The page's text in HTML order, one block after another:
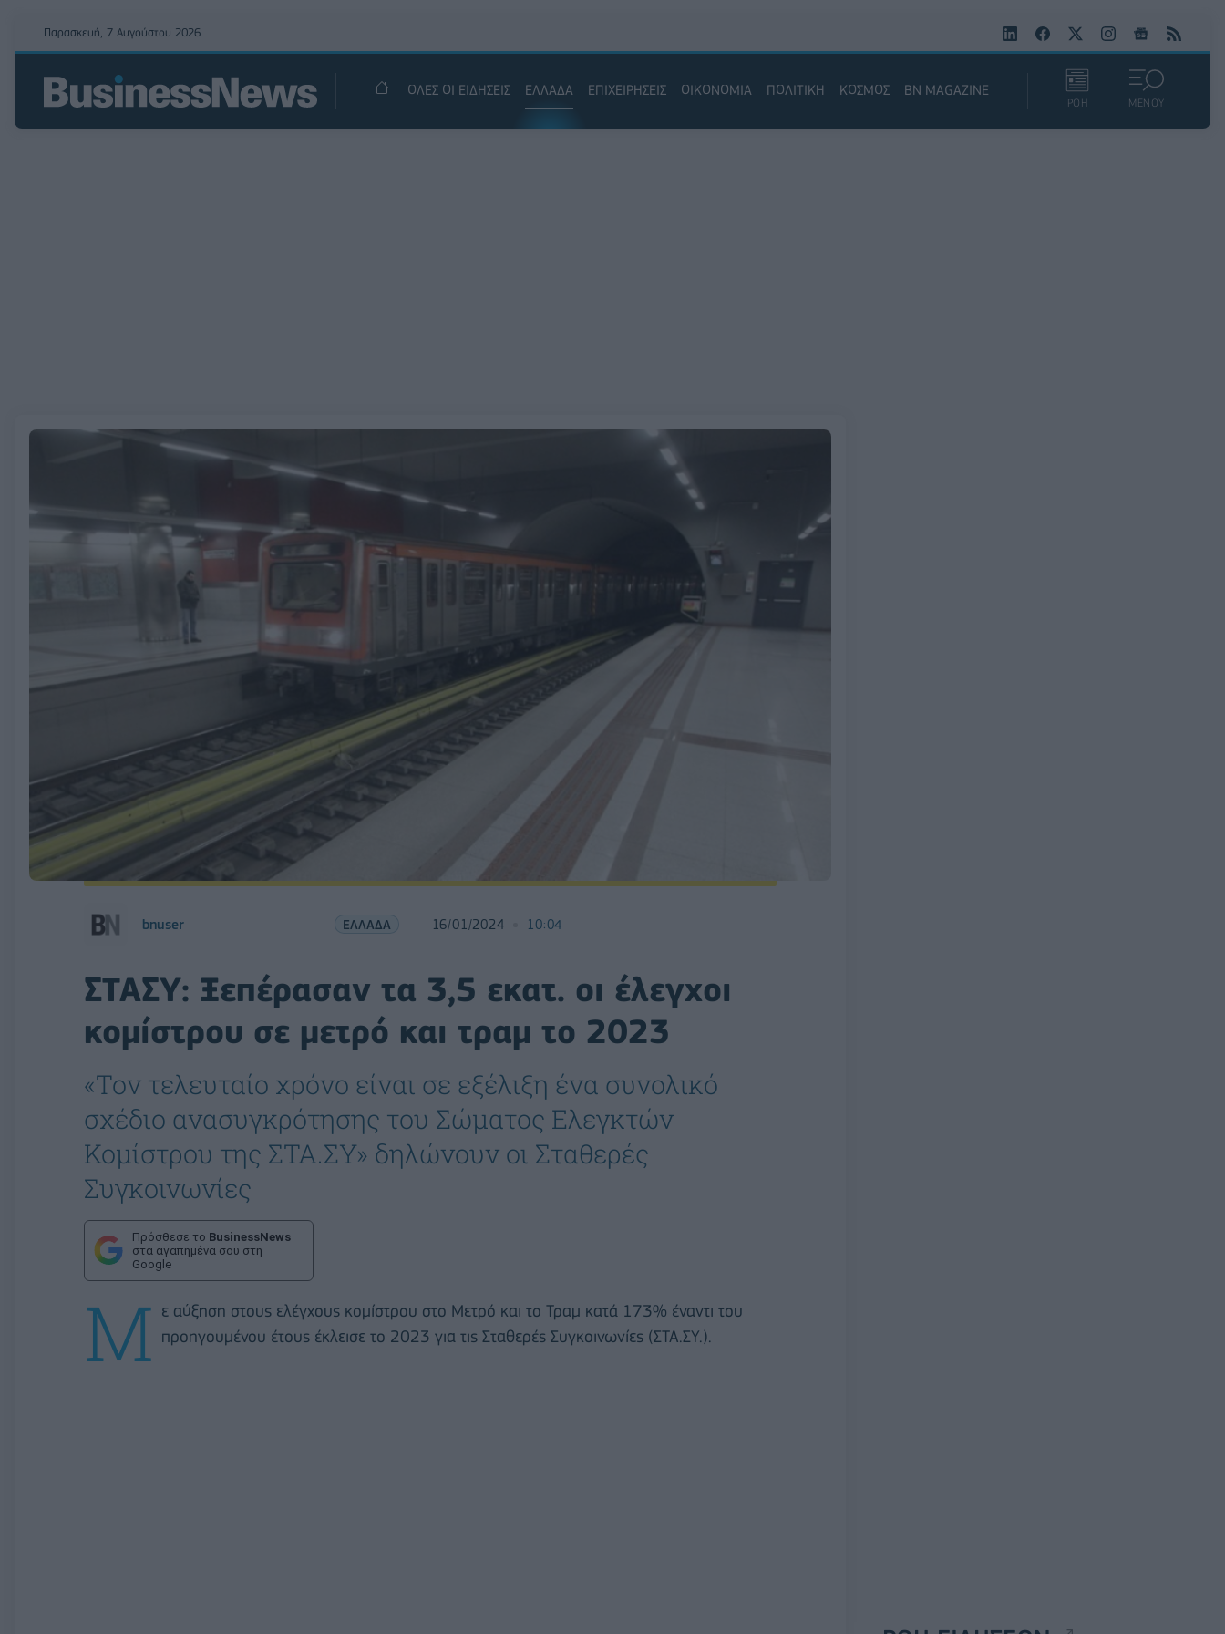
Παρασκευή, 7 Αυγούστου 2026
ΟΛΕΣ ΟΙ ΕΙΔΗΣΕΙΣ ΕΛΛΑΔΑ ΕΠΙΧΕΙΡΗΣΕΙΣ ΟΙΚΟΝΟΜΙΑ ΠΟΛΙΤΙΚΗ ΚΟΣΜΟΣ BN MAGAZINE
ΡΟΗ ΜΕΝΟΥ
bnuser ΕΛΛΑΔΑ 16/01/2024 10:04
ΣΤΑΣΥ: Ξεπέρασαν τα 3,5 εκατ. οι έλεγχοι
κομίστρου σε μετρό και τραμ το 2023
«Τον τελευταίο χρόνο είναι σε εξέλιξη ένα συνολικό
σχέδιο ανασυγκρότησης του Σώματος Ελεγκτών
Κομίστρου της ΣΤΑ.ΣΥ» δηλώνουν οι Σταθερές
Συγκοινωνίες
Πρόσθεσε το BusinessNews
στα αγαπημένα σου στη
Google
Μ ε αύξηση στους ελέγχους κομίστρου στο Μετρό και το Τραμ κατά 173% έναντι του
προηγουμένου έτους έκλεισε το 2023 για τις Σταθερές Συγκοινωνίες (ΣΤΑ.ΣΥ.).